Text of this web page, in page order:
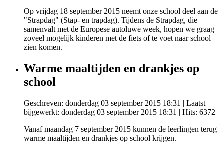
Op vrijdag 18 september 2015 neemt onze school deel aan de
"Strapdag" (Stap- en trapdag). Tijdens de Strapdag, die
samenvalt met de Europese autoluwe week, hopen we graag
zoveel mogelijk kinderen met de fiets of te voet naar school
zien komen.
Warme maaltijden en drankjes op
school
Geschreven: donderdag 03 september 2015 18:31 | Laatst
bijgewerkt: donderdag 03 september 2015 18:31 | Hits: 6372
Vanaf maandag 7 september 2015 kunnen de leerlingen terug
warme maaltijden en drankjes op school krijgen.